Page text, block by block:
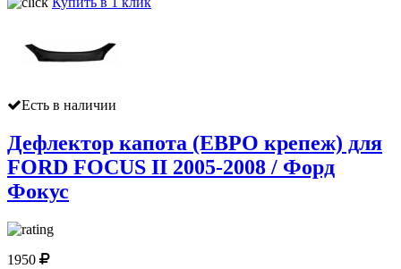
Есть в наличии
Дефлектор капота (ЕВРО крепеж) для
FORD FOCUS II 2005-2008 / Форд
Фокус
1950